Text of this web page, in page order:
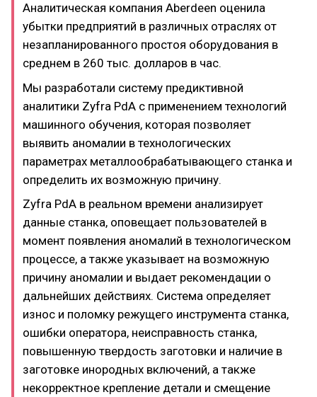
Аналитическая компания Aberdeen оценила
убытки предприятий в различных отраслях от
незапланированного простоя оборудования в
среднем в 260 тыс. долларов в час.
Мы разработали систему предиктивной
аналитики Zyfra PdA с применением технологий
машинного обучения, которая позволяет
выявить аномалии в технологических
параметрах металлообрабатывающего станка и
определить их возможную причину.
Zyfra PdA в реальном времени анализирует
данные станка, оповещает пользователей в
момент появления аномалий в технологическом
процессе, а также указывает на возможную
причину аномалии и выдает рекомендации о
дальнейших действиях. Система определяет
износ и поломку режущего инструмента станка,
ошибки оператора, неисправность станка,
повышенную твердость заготовки и наличие в
заготовке инородных включений, а также
некорректное крепление детали и смещение